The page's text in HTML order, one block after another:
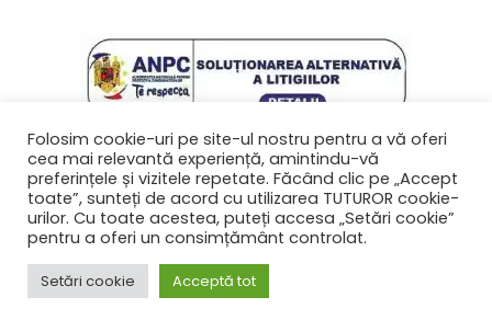
Contact
0761601933
contact@biafanoptix.ro
© Copyright 2022 biafanoptix.ro | Realizat în cadrul proiectului
Folosim cookie-uri pe site-ul nostru pentru a vă oferi
cea mai relevantă experiență, amintindu-vă
preferințele și vizitele repetate. Făcând clic pe „Accept
toate”, sunteți de acord cu utilizarea TUTUROR cookie-
urilor. Cu toate acestea, puteți accesa „Setări cookie”
pentru a oferi un consimțământ controlat.
Setări cookie Acceptă tot